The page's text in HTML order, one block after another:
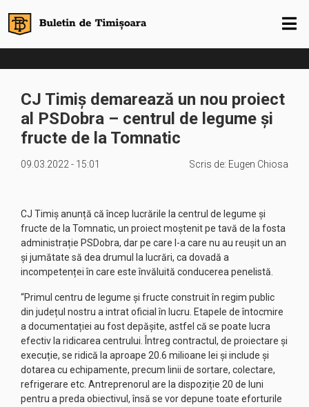
CJ Timiș demarează un nou proiect
al PSDobra – centrul de legume și
fructe de la Tomnatic
09.03.2022 - 15:01 Scris de: Eugen Chiosa
CJ Timiș anunță că încep lucrările la centrul de legume și
fructe de la Tomnatic, un proiect moștenit pe tavă de la fosta
administrație PSDobra, dar pe care l-a care nu au reușit un an
și jumătate să dea drumul la lucrări, ca dovadă a
incompetenței în care este învăluită conducerea penelistă.
“Primul centru de legume și fructe construit în regim public
din județul nostru a intrat oficial în lucru. Etapele de întocmire
a documentației au fost depășite, astfel că se poate lucra
efectiv la ridicarea centrului. Întreg contractul, de proiectare și
execuție, se ridică la aproape 20.6 milioane lei și include și
dotarea cu echipamente, precum linii de sortare, colectare,
refrigerare etc. Antreprenorul are la dispoziție 20 de luni
pentru a preda obiectivul, însă se vor depune toate eforturile